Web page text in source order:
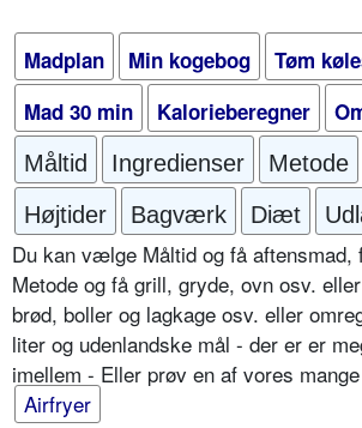
Madplan Min kogebog Tøm
Mad 30 min
Kalorieberegner
Måltid Ingredienser Metode
Højtider
Bagværk Diæt
Du kan vælge Måltid og få aftensmad,
Metode og få grill, gryde, ovn osv.
brød, boller og lagkage osv. eller
liter og udenlandske mål - der er er
imellem - Eller prøv en af vores
Airfryer